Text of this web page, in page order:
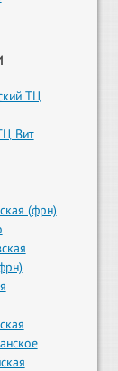
ТЦ
Вит
(фрн)